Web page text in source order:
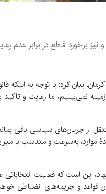
برخورد قاطع در برابر عدم
بیان کرد: با توجه به اینکه
نمی‌بینیم، اما رعایت و
از جریان‌های سیاسی باقی
موارد، به‌سرعت و متناسب با
این است که فعالیت
و جریمه‌های انضباطی